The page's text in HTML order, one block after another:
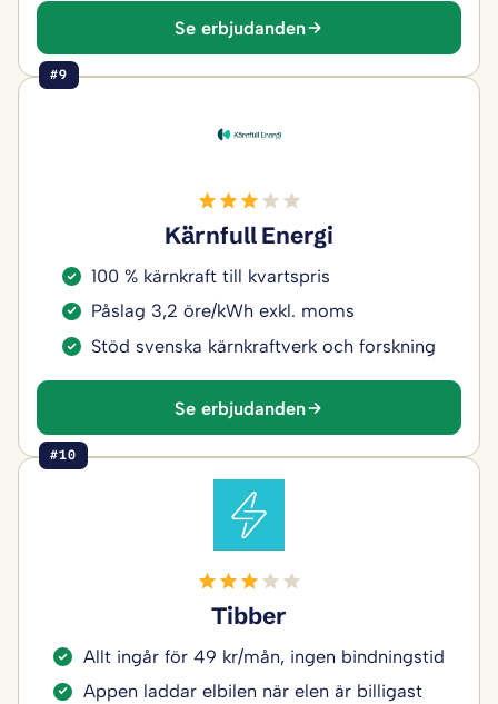
Se erbjudanden
#9
Kärnfull Energi
100 % kärnkraft till kvartspris
Påslag 3,2 öre/kWh exkl. moms
Stöd svenska kärnkraftverk och forskning
Se erbjudanden
#10
Tibber
Allt ingår för 49 kr/mån, ingen bindningstid
Appen laddar elbilen när elen är billigast